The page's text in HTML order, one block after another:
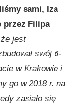
sami, Iza
przez Filipa
jest
swój 6-
w Krakowie i
go w 2018 r. na
zasiało się